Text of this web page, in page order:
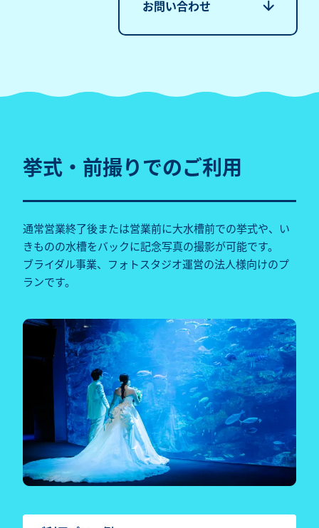
挙式・前撮りでのご利用
通常営業終了後または営業前に大水槽前での挙式や、い
きものの水槽をバックに記念写真の撮影が可能です。
ブライダル事業、フォトスタジオ運営の法人様向けのプ
ランです。